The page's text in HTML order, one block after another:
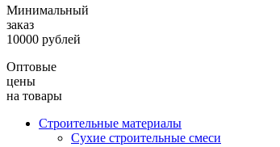
Минимальный
заказ
10000 рублей
Оптовые
цены
на товары
Строительные материалы
Сухие строительные смеси